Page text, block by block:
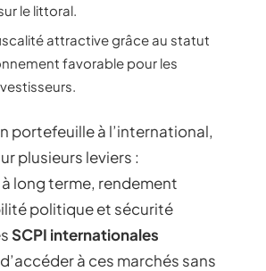
le littoral.
attractive grâce au statut
favorable pour les
portefeuille à l’international,
plusieurs leviers :
long terme, rendement
politique et sécurité
SCPI internationales
à ces marchés sans